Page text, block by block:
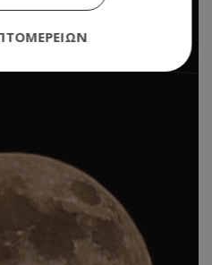
cookies επιτρέπουν
ιστότοπου, όπως τη
λογαριασμού.
να χρησιμοποιηθεί σωστά
cookies.